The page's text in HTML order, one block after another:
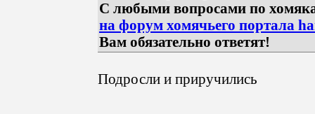
С любыми вопросами по
на форум хомячьего портала
Вам обязательно ответят!
Подросли и приручились